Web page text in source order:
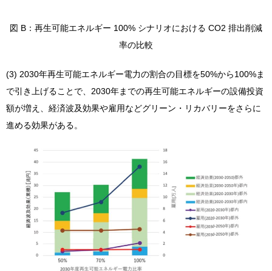
図 B：再生可能エネルギー 100% シナリオにおける CO2 排出削減
率の比較
(3) 2030年再生可能エネルギー電力の割合の目標を50%から100%ま
で引き上げることで、2030年までの再生可能エネルギーの設備投資
額が増え、経済波及効果や雇用などグリーン・リカバリーをさらに
進める効果がある。